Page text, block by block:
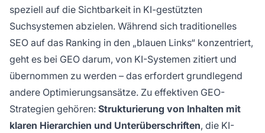
speziell auf die Sichtbarkeit in KI-gestützten
Suchsystemen abzielen. Während sich traditionelles
SEO auf das Ranking in den „blauen Links“ konzentriert,
geht es bei GEO darum, von KI-Systemen zitiert und
übernommen zu werden – das erfordert grundlegend
andere Optimierungsansätze. Zu effektiven GEO-
Strategien gehören: Strukturierung von Inhalten mit
klaren Hierarchien und Unterüberschriften, die KI-